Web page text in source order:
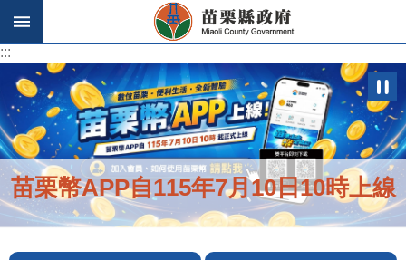
跳到主要內容區塊
:::
便民快e通2.0自即日起啟用